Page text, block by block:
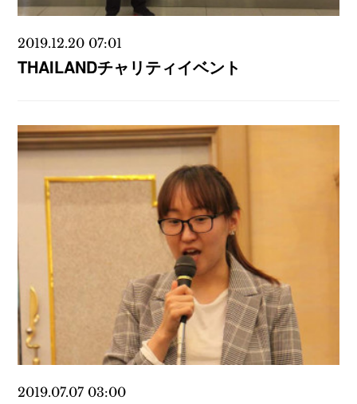
2019.12.20 07:01
THAILANDチャリティイベント
2019.07.07 03:00